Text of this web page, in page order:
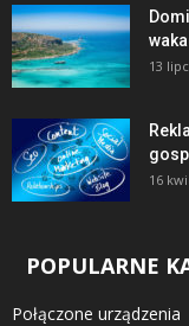
13
16
POPULARNE
Połączone urządzenia